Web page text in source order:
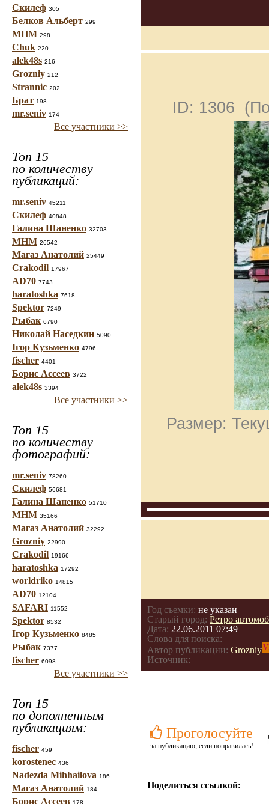
Скилеф 305
Белков Альберт 299
МНМ 298
Chuk 220
alek48s 216
Grozniy 212
Strannic 202
Брат 198
mr.seniv 174
Все участники >>
Топ 15
по количеству
публикаций:
mr.seniv 45211
Скилеф 40848
Галина Шаненко 32703
МНМ 26542
Магаз Анатолий 25449
Crakodil 17967
AD70 7743
haratoshka 7618
Spektor 7249
Рыбак 6790
Николай Наседкин 5090
Ігор Кузьменко 4796
fischer 4401
Борис Ассеев 3722
alek48s 3394
Все участники >>
Топ 15
по количеству
фотографий:
mr.seniv 78260
Скилеф 56681
Галина Шаненко 51710
МНМ 35166
Магаз Анатолий 32292
Grozniy 22990
Crakodil 19166
haratoshka 17292
worldriko 14815
AD70 12104
SAFARI 11552
Spektor 8532
Ігор Кузьменко 8485
Рыбак 7377
fischer 6098
Все участники >>
Топ 15
по дополненным
публикациям:
fischer 459
korostenec 436
Nadezda Mihhailova 186
Магаз Анатолий 184
Борис Ассеев 178
ID: 1306
Размер:
Год съемки: не указан
Старый город: Ретро
Дата: 22.06.2011 07:49
Слова для поиска:
Автор публикации: Grozniy
Источник:
Проголосуйте
за публикацию, если понравилась!
Поделиться ссылкой: